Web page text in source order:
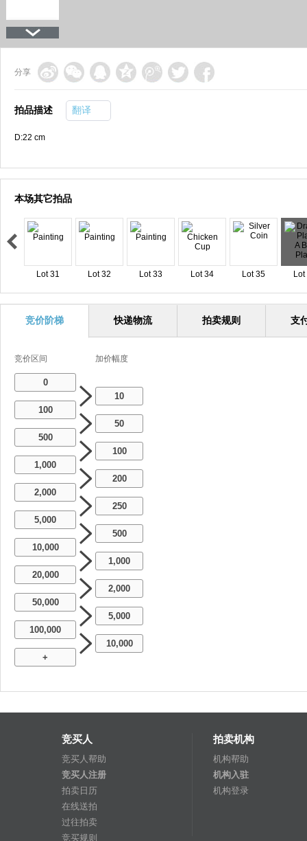
分享
拍品描述 翻译
D:22 cm
本场其它拍品
Lot 31 Lot 32 Lot 33 Lot 34 Lot 35
竞价阶梯 快递物流 拍卖规则 支
竞价区间 加价幅度
0
10
100
50
500
100
1,000
200
2,000
250
5,000
500
10,000
1,000
20,000
2,000
50,000
5,000
100,000
10,000
+
竞买人
竞买人帮助
竞买人注册
拍卖日历
在线送拍
过往拍卖
竞买规则
拍卖机构
机构帮助
机构入驻
机构登录